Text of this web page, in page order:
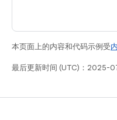
本页面上的内容和代码示例受
最后更新时间 (UTC)：2025-